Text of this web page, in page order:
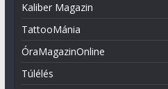
Kaliber Magazin
TattooMánia
ÓraMagazinOnline
Túlélés